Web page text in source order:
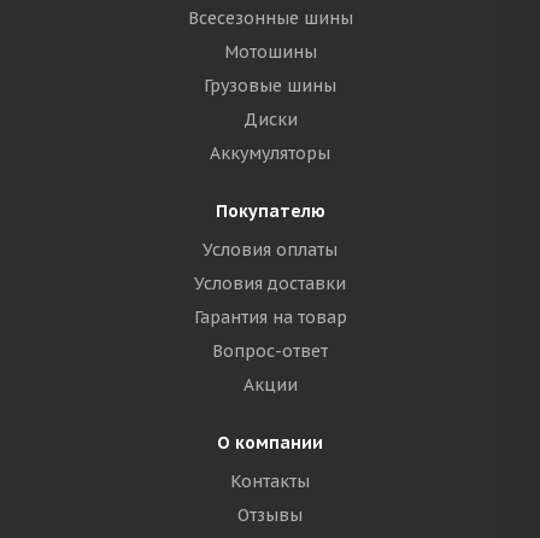
Всесезонные шины
Мотошины
Грузовые шины
Диски
Аккумуляторы
Покупателю
Условия оплаты
Условия доставки
Гарантия на товар
Вопрос-ответ
Акции
О компании
Контакты
Отзывы